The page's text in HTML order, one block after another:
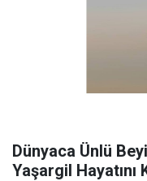
Dünyaca Ünlü
Yaşargil Hayatını